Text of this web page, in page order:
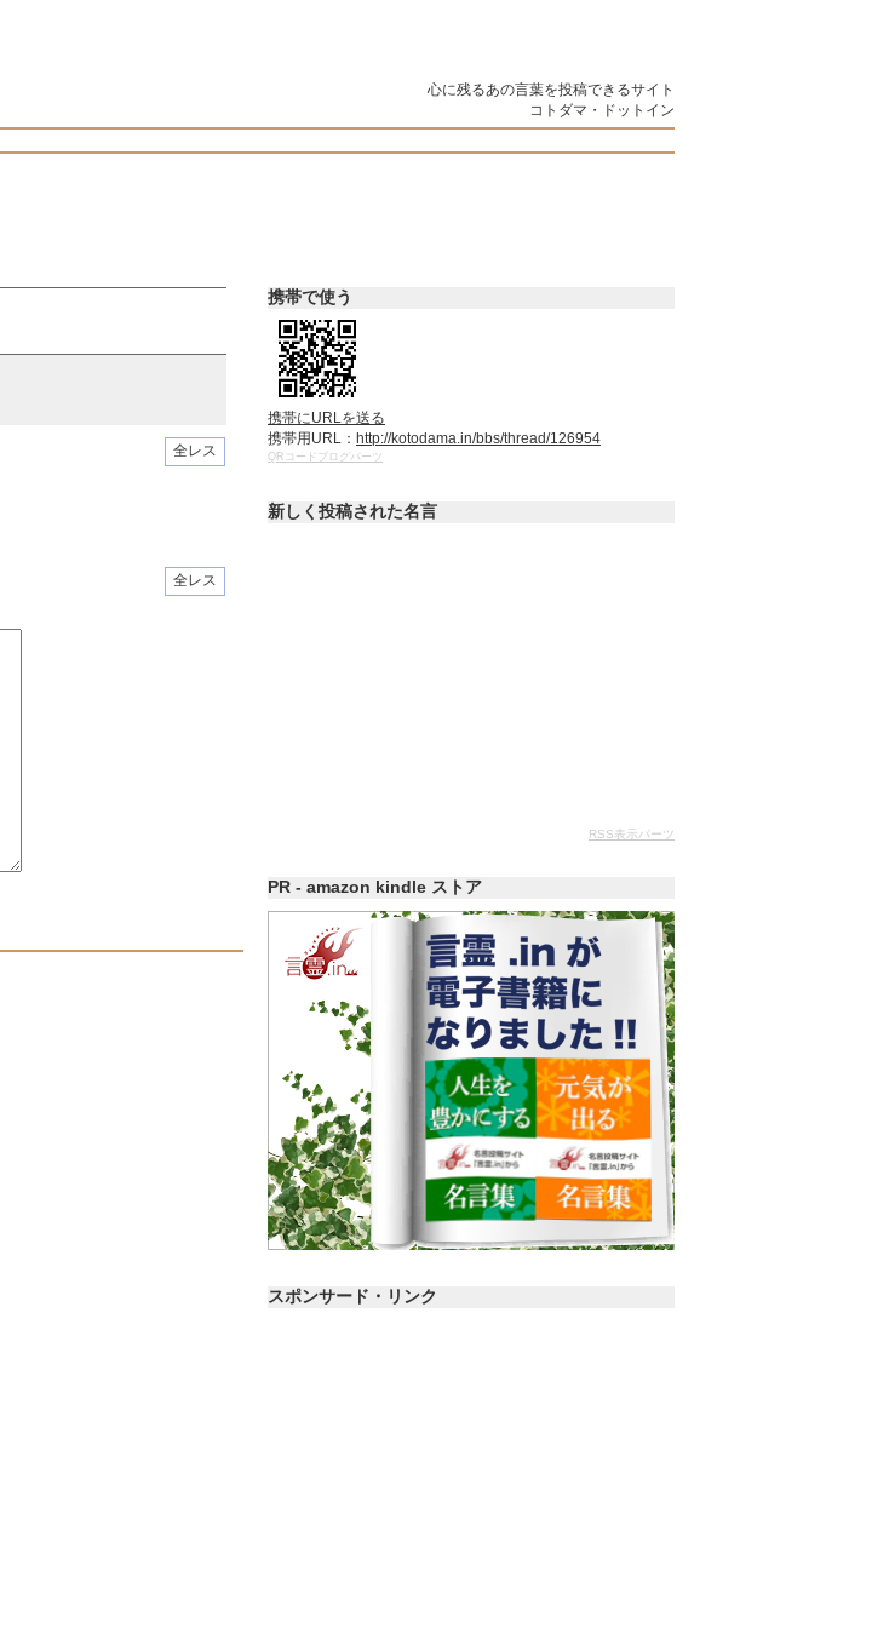
心に残るあの言葉を投稿できるサイト
コトダマ・ドットイン
全レス
全レス
携帯で使う
携帯にURLを送る
携帯用URL： http://kotodama.in/bbs/thread/126954
QRコードブログパーツ
新しく投稿された名言
RSS表示パーツ
PR - amazon kindle ストア
スポンサード・リンク